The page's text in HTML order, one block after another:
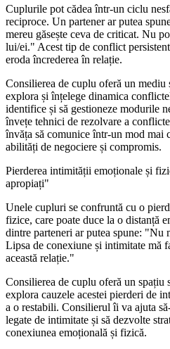
Cuplurile pot cădea într-un ciclu
reciproce. Un partener ar putea
mereu găsește ceva de criticat. Nu
lui/ei." Acest tip de conflict
eroda încrederea în relație.
Consilierea de cuplu oferă un
explora și înțelege dinamica
identifice și să gestioneze modurile
învețe tehnici de rezolvare a
învăța să comunice într-un mod mai
abilități de negociere și compromis.
Pierderea intimității emoționale și
apropiați"
Unele cupluri se confruntă cu o
fizice, care poate duce la o distanță
dintre parteneri ar putea spune: "Nu
Lipsa de conexiune și intimitate mă
această relație."
Consilierea de cuplu oferă un spațiu
explora cauzele acestei pierderi de
a o restabili. Consilierul îi va ajuta
legate de intimitate și să dezvolte
conexiunea emoțională și fizică.